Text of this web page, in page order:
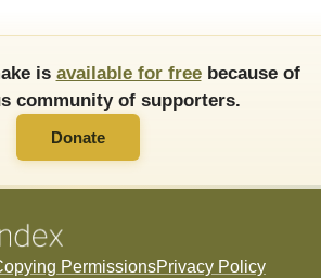
is available for freebecause of
community of supporters.
Donate
PermissionsPrivacy Policy